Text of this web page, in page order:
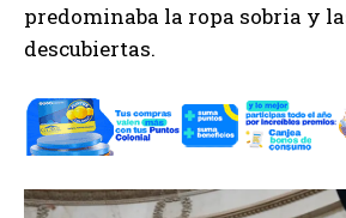
predominaba la ropa sobria y
descubiertas.